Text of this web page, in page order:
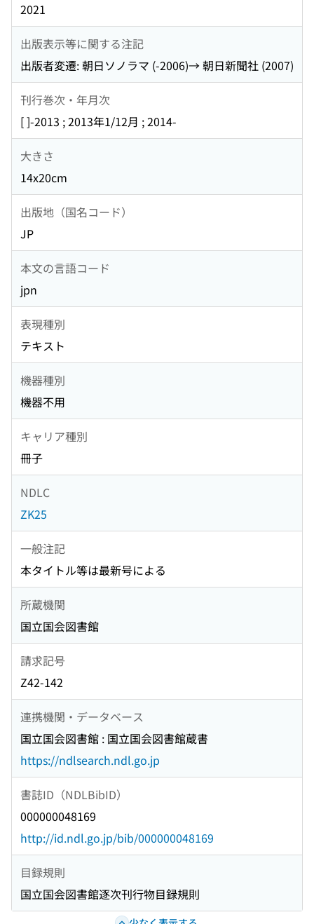
2021
出版表示等に関する注記
出版者変遷: 朝日ソノラマ (-2006)→ 朝日新聞社 (2007)
刊行巻次・年月次
[ ]-2013 ; 2013年1/12月 ; 2014-
大きさ
14x20cm
出版地（国名コード）
JP
本文の言語コード
jpn
表現種別
テキスト
機器種別
機器不用
キャリア種別
冊子
NDLC
ZK25
一般注記
本タイトル等は最新号による
所蔵機関
国立国会図書館
請求記号
Z42-142
連携機関・データベース
国立国会図書館 : 国立国会図書館蔵書
https://ndlsearch.ndl.go.jp
書誌ID（NDLBibID）
000000048169
http://id.ndl.go.jp/bib/000000048169
目録規則
国立国会図書館逐次刊行物目録規則